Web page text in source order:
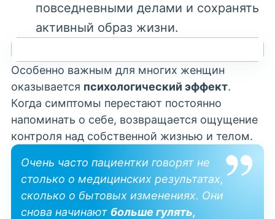
повседневными делами и сохранять
активный образ жизни.
Особенно важным для многих женщин
оказывается психологический эффект.
Когда симптомы перестают постоянно
напоминать о себе, возвращается ощущение
контроля над собственной жизнью и телом.
Очень часто пациентки говорят не
столько о медицинских результатах,
сколько о бытовых изменениях. Они
снова начинают больше гулять,